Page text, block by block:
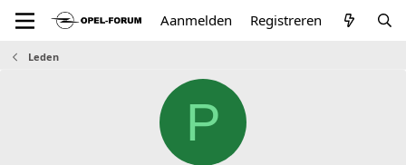
Aanmelden Registreren
Leden
P